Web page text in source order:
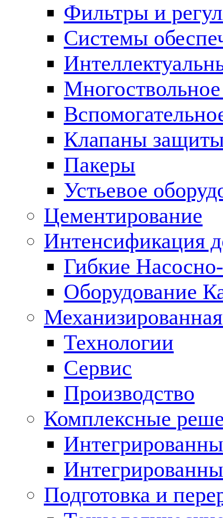
Фильтры и
Cистемы
Клапаны
Пакеры
Устьевое
Цементирование
Интенсификация
Гибкие
Оборудование
Технологии
Сервис
Производство
Комплексные
Подготовка и